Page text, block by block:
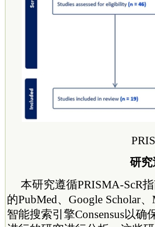
研
本研究遵循PRISMA-ScR
的PubMed、Google Scholar
智能搜索引擎Consensus以